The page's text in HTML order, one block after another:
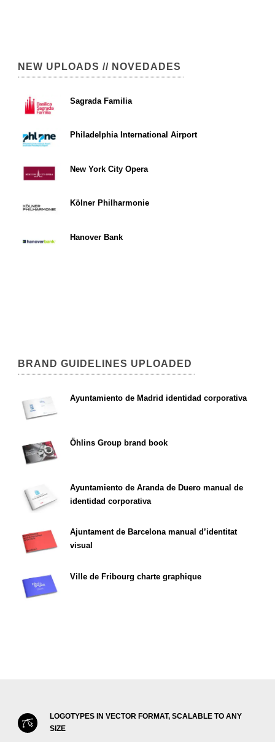
NEW UPLOADS // NOVEDADES
Sagrada Familia
Philadelphia International Airport
New York City Opera
Kölner Philharmonie
Hanover Bank
BRAND GUIDELINES UPLOADED
Ayuntamiento de Madrid identidad corporativa
Öhlins Group brand book
Ayuntamiento de Aranda de Duero manual de
identidad corporativa
Ajuntament de Barcelona manual d’identitat
visual
Ville de Fribourg charte graphique
LOGOTYPES IN VECTOR FORMAT, SCALABLE TO ANY
SIZE